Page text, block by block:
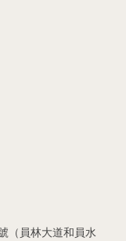
（員林大道和員水